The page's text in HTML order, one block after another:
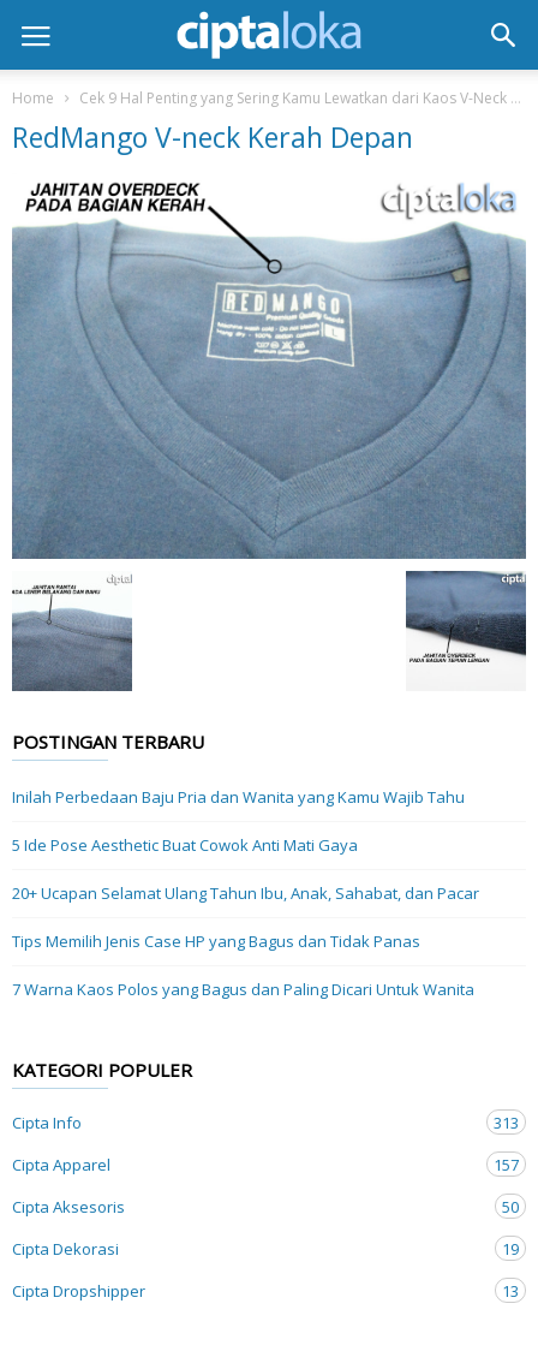
Home Cek 9 Hal Penting yang Sering Kamu Lewatkan dari Kaos V-Neck
RedMango V-neck Kerah Depan
POSTINGAN TERBARU
Inilah Perbedaan Baju Pria dan Wanita yang Kamu Wajib Tahu
5 Ide Pose Aesthetic Buat Cowok Anti Mati Gaya
20+ Ucapan Selamat Ulang Tahun Ibu, Anak, Sahabat, dan Pacar
Tips Memilih Jenis Case HP yang Bagus dan Tidak Panas
7 Warna Kaos Polos yang Bagus dan Paling Dicari Untuk Wanita
KATEGORI POPULER
Cipta Info
313
Cipta Apparel
157
Cipta Aksesoris
50
Cipta Dekorasi
19
Cipta Dropshipper
13